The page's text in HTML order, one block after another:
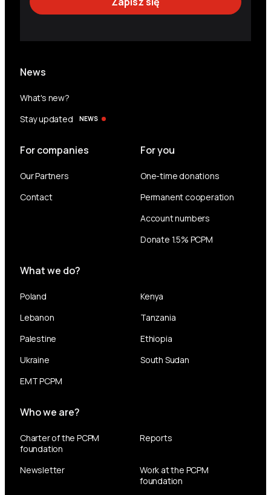
News
What's new?
Stay updated
NEWS
For companies
Our Partners
Contact
For you
One-time donations
Permanent cooperation
Account numbers
Donate 1.5% PCPM
What we do?
Poland
Lebanon
Palestine
Ukraine
EMT PCPM
Kenya
Tanzania
Ethiopia
South Sudan
Who we are?
Charter of the PCPM
foundation
Reports
Newsletter
Work at the PCPM
foundation